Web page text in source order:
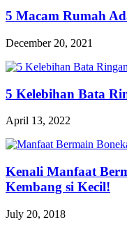
5 Macam Rumah
December 20, 2021
5 Kelebihan Bata
April 13, 2022
Kenali Manfaat
Kembang si Kecil!
July 20, 2018